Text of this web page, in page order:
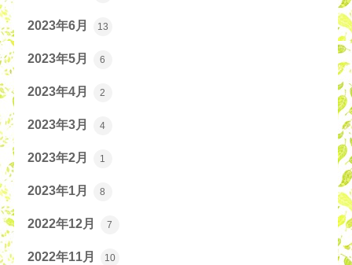
2023年6月 13
2023年5月 6
2023年4月 2
2023年3月 4
2023年2月 1
2023年1月 8
2022年12月 7
2022年11月 10